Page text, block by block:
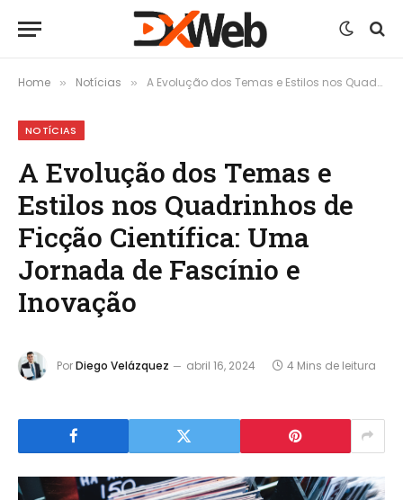
Home » Notícias » A Evolução dos Temas e Estilos nos Quadrinhos de Ficção Científica: Uma Jornada de Fascínio e Inovação
NOTÍCIAS
A Evolução dos Temas e
Estilos nos Quadrinhos de
Ficção Científica: Uma
Jornada de Fascínio e
Inovação
PorDiego Velázquez abril 16, 2024 4 Mins de leitura